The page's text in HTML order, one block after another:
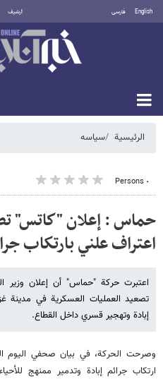
English فارسی أرشيف
الرئيسية سیاسه
٠ Persons
حماس : إعلان "كاتس"
اعتراف علني بارتكاب
اعتبرت حركة "حماس" أن إعلان وزير
تصعيد العمليات العسكرية في مدينة
إبادة وتهجير قسري داخل القطاع.
وصرحت الحركة، في بيان صحفي اليوم
ارتكاب جرائم إبادة وتدمير ممنهج